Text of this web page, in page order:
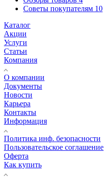
Советы покупателям 10
Каталог
Акции
Услуги
Статьи
Компания
О компании
Документы
Новости
Карьера
Контакты
Информация
Политика инф. безопасности
Пользовательское соглашение
Оферта
Как купить